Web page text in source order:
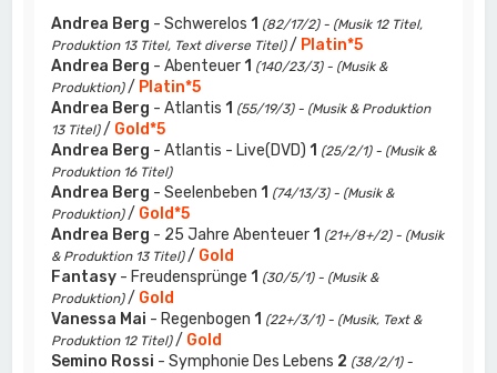
Andrea Berg - Schwerelos 1 (82/17/2) - (Musik 12 Titel,
Produktion 13 Titel, Text diverse Titel)/ Platin*5
Andrea Berg - Abenteuer 1 (140/23/3) - (Musik &
Produktion)/ Platin*5
Andrea Berg - Atlantis 1 (55/19/3) - (Musik & Produktion
13 Titel)/ Gold*5
Andrea Berg - Atlantis - Live(DVD) 1 (25/2/1) - (Musik &
Produktion 16 Titel)
Andrea Berg - Seelenbeben 1 (74/13/3) - (Musik &
Produktion)/ Gold*5
Andrea Berg - 25 Jahre Abenteuer 1 (21+/8+/2) - (Musik
& Produktion 13 Titel)/ Gold
Fantasy - Freudensprünge 1 (30/5/1) - (Musik &
Produktion)/ Gold
Vanessa Mai - Regenbogen 1 (22+/3/1) - (Musik, Text &
Produktion 12 Titel)/ Gold
Semino Rossi - Symphonie Des Lebens 2 (38/2/1) -